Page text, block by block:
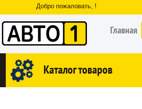
Добро пожаловать, !
Главная
Каталог товаров